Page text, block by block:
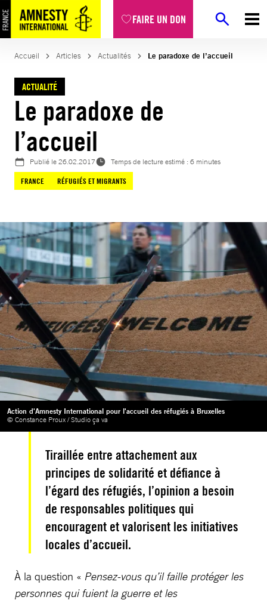
FAIRE UN DON
Aller
au
contenu
Accueil Articles Actualités Le paradoxe de l’accueil
ACTUALITÉ
Le paradoxe de
l’accueil
Publié le26.02.2017
Temps de lecture estimé : 6 minutes
FRANCE
RÉFUGIÉS ET MIGRANTS
Action d'Amnesty International pour l'accueil des réfugiés à Bruxelles
© Constance Proux / Studio ça va
Tiraillée entre attachement aux
principes de solidarité et défiance à
l’égard des réfugiés, l’opinion a besoin
de responsables politiques qui
encouragent et valorisent les initiatives
locales d’accueil.
À la question « Pensez-vous qu’il faille protéger les
personnes qui fuient la guerre et les